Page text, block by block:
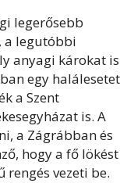
legerősebb
a legutóbbi
anyagi károkat is
egy halálesetet
a Szent
is. A
a Zágrábban és
hogy a fő lökést
vezeti be.